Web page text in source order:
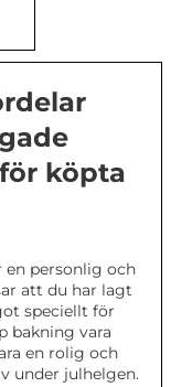
köpta
personlig och
att du har lagt
speciellt för
bakning vara
en rolig och
under julhelgen.